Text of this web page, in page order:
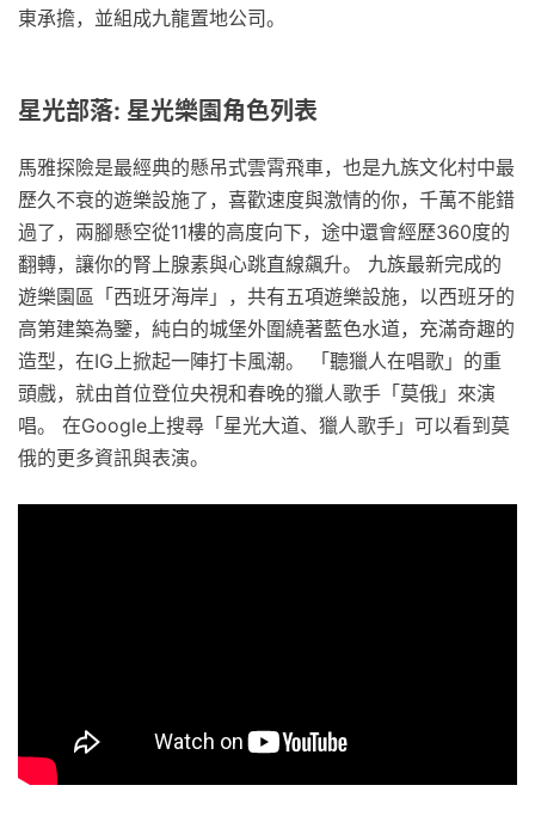
東承擔，並組成九龍置地公司。
星光部落: 星光樂園角色列表
馬雅探險是最經典的懸吊式雲霄飛車，也是九族文化村中最
歷久不衰的遊樂設施了，喜歡速度與激情的你，千萬不能錯
過了，兩腳懸空從11樓的高度向下，途中還會經歷360度的
翻轉，讓你的腎上腺素與心跳直線飆升。 九族最新完成的
遊樂園區「西班牙海岸」，共有五項遊樂設施，以西班牙的
高第建築為鑒，純白的城堡外圍繞著藍色水道，充滿奇趣的
造型，在IG上掀起一陣打卡風潮。 「聽獵人在唱歌」的重
頭戲，就由首位登位央視和春晚的獵人歌手「莫俄」來演
唱。 在Google上搜尋「星光大道、獵人歌手」可以看到莫
俄的更多資訊與表演。